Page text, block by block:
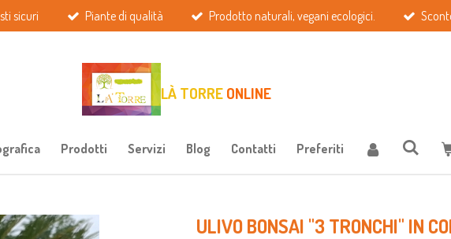
sicuri Piante di qualità Prodotto naturali, vegani ecologici.
LÀ TORRE ONLINE
Prodotti Servizi Blog Contatti Preferiti
ULIVO BONSAI "3 TRONCHI" IN